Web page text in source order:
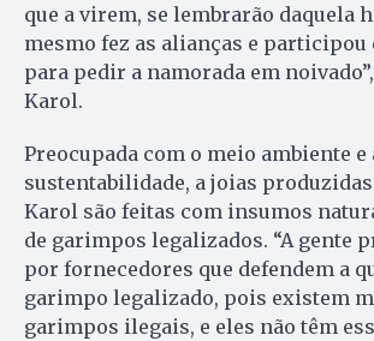
que a virem, se lembrarão daquela
mesmo fez as alianças e participou
para pedir a namorada em
Karol.
Preocupada com o meio ambiente e
sustentabilidade, a joias
Karol são feitas com insumos
de garimpos legalizados. “A gente
por fornecedores que defendem a
garimpo legalizado, pois existem
garimpos ilegais, e eles não têm